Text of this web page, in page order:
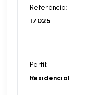
Referência:
17025
Perfil:
Residencial